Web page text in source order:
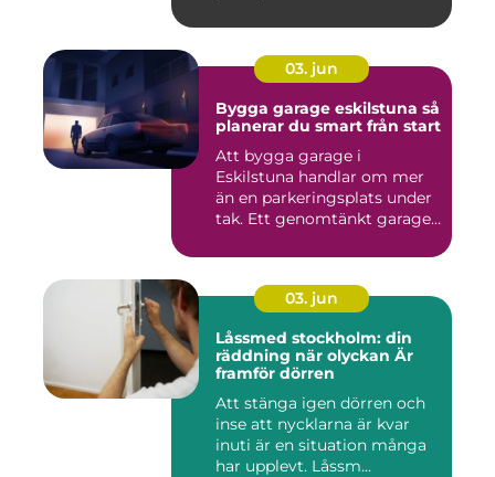
03. jun
Bygga garage eskilstuna så
planerar du smart från start
Att bygga garage i
Eskilstuna handlar om mer
än en parkeringsplats under
tak. Ett genomtänkt garage
03. jun
Låssmed stockholm: din
räddning när olyckan Är
framför dörren
Att stänga igen dörren och
inse att nycklarna är kvar
inuti är en situation många
har upplevt. Låssm...